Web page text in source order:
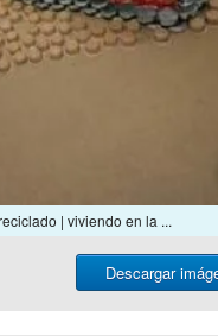
| viviendo en la ...
Descargar